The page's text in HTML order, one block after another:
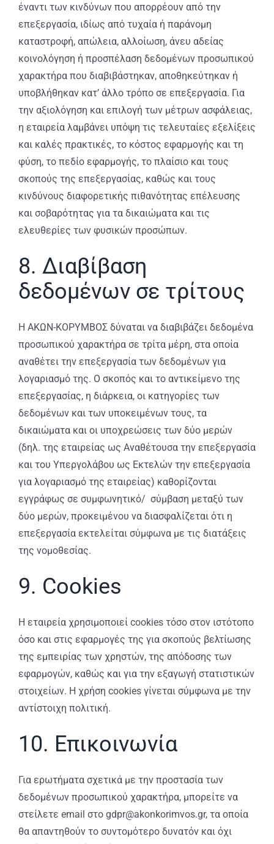
έναντι των κινδύνων που απορρέουν από την
επεξεργασία, ιδίως από τυχαία ή παράνομη
καταστροφή, απώλεια, αλλοίωση, άνευ αδείας
κοινολόγηση ή προσπέλαση δεδομένων προσωπικού
χαρακτήρα που διαβιβάστηκαν, αποθηκεύτηκαν ή
υποβλήθηκαν κατ’ άλλο τρόπο σε επεξεργασία. Για
την αξιολόγηση και επιλογή των μέτρων ασφάλειας,
η εταιρεία λαμβάνει υπόψη τις τελευταίες εξελίξεις
και καλές πρακτικές, το κόστος εφαρμογής και τη
φύση, το πεδίο εφαρμογής, το πλαίσιο και τους
σκοπούς της επεξεργασίας, καθώς και τους
κινδύνους διαφορετικής πιθανότητας επέλευσης
και σοβαρότητας για τα δικαιώματα και τις
ελευθερίες των φυσικών προσώπων.
8. Διαβίβαση
δεδομένων σε τρίτους
Η ΑΚΩΝ-ΚΟΡΥΜΒΟΣ δύναται να διαβιβάζει δεδομένα
προσωπικού χαρακτήρα σε τρίτα μέρη, στα οποία
αναθέτει την επεξεργασία των δεδομένων για
λογαριασμό της. Ο σκοπός και το αντικείμενο της
επεξεργασίας, η διάρκεια, οι κατηγορίες των
δεδομένων και των υποκειμένων τους, τα
δικαιώματα και οι υποχρεώσεις των δύο μερών
(δηλ. της εταιρείας ως Αναθέτουσα την επεξεργασία
και του Υπεργολάβου ως Εκτελών την επεξεργασία
για λογαριασμό της εταιρείας) καθορίζονται
εγγράφως σε συμφωνητικό/ σύμβαση μεταξύ των
δύο μερών, προκειμένου να διασφαλίζεται ότι η
επεξεργασία εκτελείται σύμφωνα με τις διατάξεις
της νομοθεσίας.
9. Cookies
Η εταιρεία χρησιμοποιεί cookies τόσο στον ιστότοπο
όσο και στις εφαρμογές της για σκοπούς βελτίωσης
της εμπειρίας των χρηστών, της απόδοσης των
εφαρμογών, καθώς και για την εξαγωγή στατιστικών
στοιχείων. Η χρήση cookies γίνεται σύμφωνα με την
αντίστοιχη πολιτική.
10. Επικοινωνία
Για ερωτήματα σχετικά με την προστασία των
δεδομένων προσωπικού χαρακτήρα, μπορείτε να
στείλετε email στο gdpr@akonkorimvos.gr, τα οποία
θα απαντηθούν το συντομότερο δυνατόν και όχι